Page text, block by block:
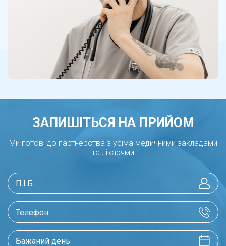
ЗАПИШІТЬСЯ НА ПРИЙОМ
Ми готові до партнерства з усіма медичними закладами
та лікарями